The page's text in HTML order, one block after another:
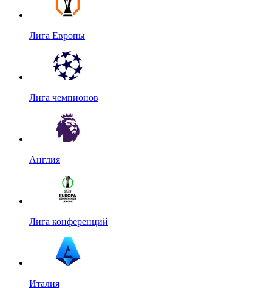
Лига Европы
Лига чемпионов
Англия
Лига конференций
Италия